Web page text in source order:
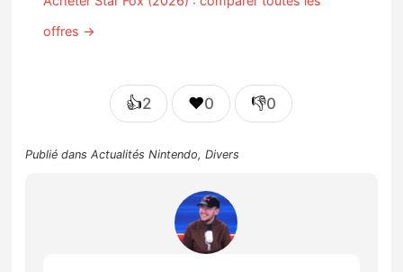
offres →
👍2 ❤️0 👎0
Publié dansActualités Nintendo,Divers